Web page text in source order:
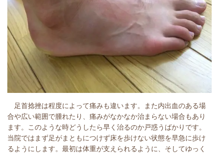
足首捻挫は程度によって痛みも違います。また内出血のある場
合や広い範囲で腫れたり、痛みがなかなか治まらない場合もあり
ます。このような時どうしたら早く治るのか戸惑うばかりです。
当院ではまず足がまともにつけず床を歩けない状態を早急に歩け
るようにします。最初は体重が支えられるように、そしてゆっく